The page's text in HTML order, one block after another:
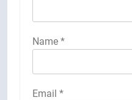
Name *
Email *